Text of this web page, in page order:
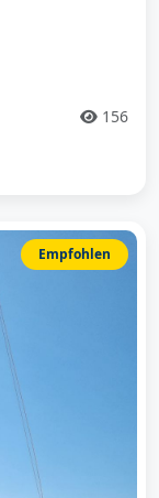
156
Empfohlen